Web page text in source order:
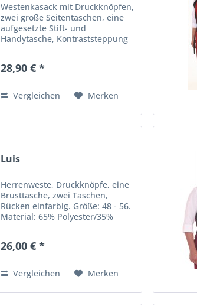
Westenkasack mit Druckknöpfen,
zwei große Seitentaschen, eine
aufgesetzte Stift- und
Handytasche, Kontraststeppung
Baumwolle Waschbarkeit: 60°C
28,90 € *
Vergleichen Merken
Luis
Herrenweste, Druckknöpfe, eine
Brusttasche, zwei Taschen,
Rücken einfarbig. Größe: 48 - 56.
Material: 65% Polyester/35%
26,00 € *
Vergleichen Merken